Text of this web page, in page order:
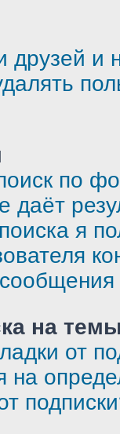
друзей и
по
даёт
я
на
от
на